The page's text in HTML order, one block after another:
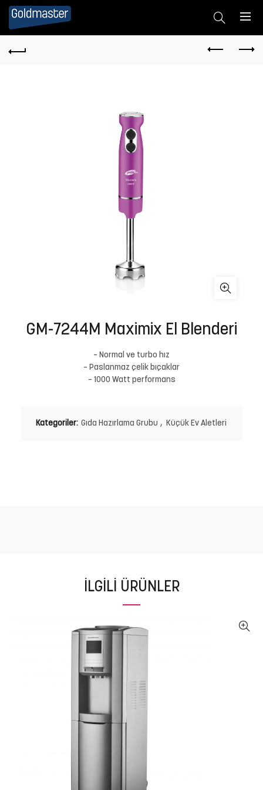
GM-7244M Maximix El Blenderi
– Normal ve turbo hız
– Paslanmaz çelik bıçaklar
– 1000 Watt performans
Kategoriler: Gıda Hazırlama Grubu , Küçük Ev Aletleri
İLGILI ÜRÜNLER